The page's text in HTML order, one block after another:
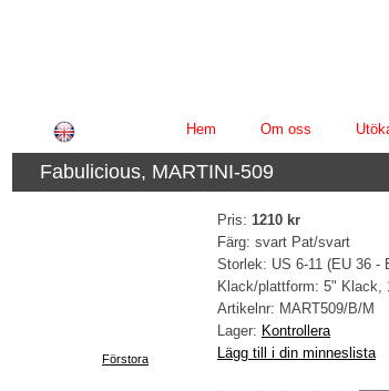
Hem Om oss
Fabulicious, MARTINI-509
Förstora
Pris: 1210 kr
Färg: svart Pat/svart
Storlek: US 6-11 (EU 36 -
Klack/plattform: 5" Klack,
Artikelnr: MART509/B/M
Lager: Kontrollera
Lägg till i din minneslista